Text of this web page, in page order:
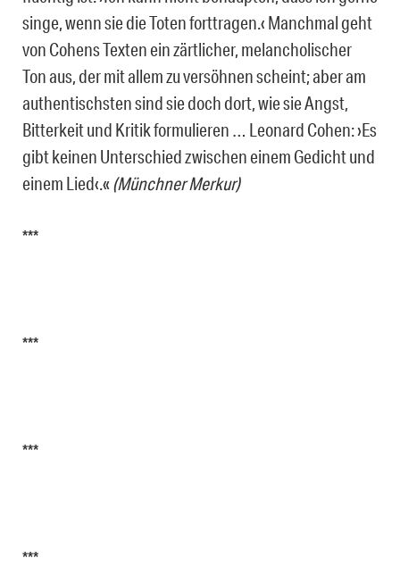
singe, wenn sie die Toten forttragen.‹ Manchmal geht
von Cohens Texten ein zärtlicher, melancholischer
Ton aus, der mit allem zu versöhnen scheint; aber am
authentischsten sind sie doch dort, wie sie Angst,
Bitterkeit und Kritik formulieren … Leonard Cohen: ›Es
gibt keinen Unterschied zwischen einem Gedicht und
einem Lied‹.«(Münchner Merkur)
***
***
***
***